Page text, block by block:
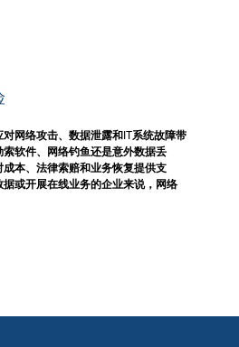
网络攻击、数据泄露和IT系统故障带
软件、网络钓鱼还是意外数据丢
本、法律索赔和业务恢复提供支
或开展在线业务的企业来说，网络